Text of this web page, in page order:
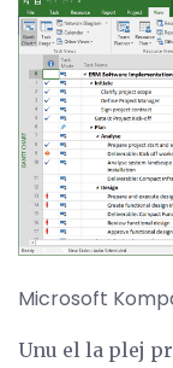
Microsoft
Unu el la plej